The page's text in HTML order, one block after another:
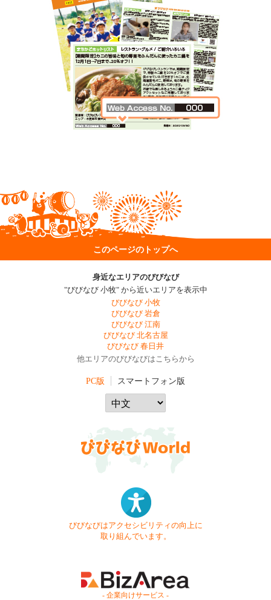
このページのトップへ
身近なエリアのびびなび
"びびなび 小牧" から近いエリアを表示中
びびなび 小牧
びびなび 岩倉
びびなび 江南
びびなび 北名古屋
びびなび 春日井
他エリアのびびなびはこちらから
PC版 スマートフォン版
びびなびはアクセシビリティの向上に
取り組んでいます。
- 企業向けサービス -